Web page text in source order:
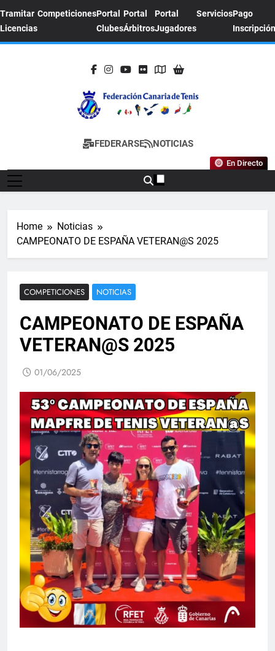
Tramitar
Licencias
CompeticionesPortal
Clubes
Portal
Árbitros
Portal
Jugadores
ServiciosPago
Inscripción
FEDERACION
CANARIA DE
TENIS
Sitio Oficial De La Federación Canaria De
FEDERARSE NOTICIAS
En Directo
Home
Noticias
CAMPEONATO DE ESPAÑA VETERAN@S 2025
COMPETICIONES NOTICIAS
CAMPEONATO DE ESPAÑA
VETERAN@S 2025
01/06/2025